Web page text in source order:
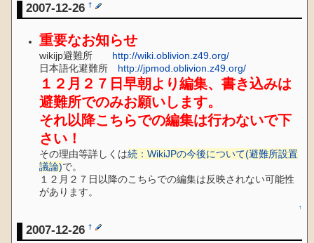
2007-12-26†
重要なお知らせ
wikijp避難所 http://wiki.oblivion.z49.org/
日本語化避難所 http://jpmod.oblivion.z49.org/
１２月２７日早朝より編集、書き込みは
避難所でのみお願いします。
それ以降こちらでの編集は行わないで下
さい！
その理由等詳しくは続：WikiJPの今後について(避難所設置
議論)で。
１２月２７日以降のこちらでの編集は反映されない可能性
があります。
↑
2007-12-26†